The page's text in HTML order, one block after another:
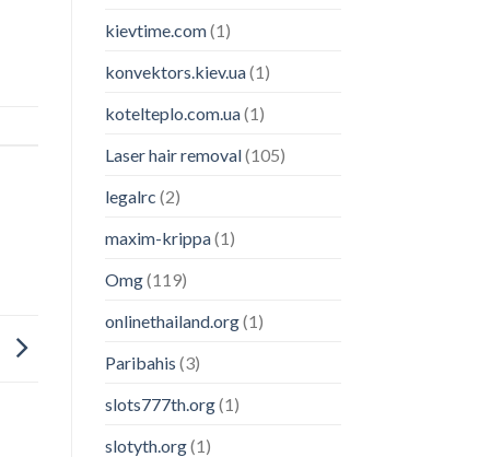
kievtime.com(1)
konvektors.kiev.ua(1)
kotelteplo.com.ua(1)
Laser hair removal(105)
legalrc (2)
maxim-krippa(1)
Omg(119)
onlinethailand.org(1)
Paribahis (3)
slots777th.org(1)
slotyth.org(1)